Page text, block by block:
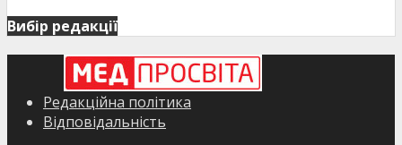
Вибір редакції
Редакційна політика
Відповідальність